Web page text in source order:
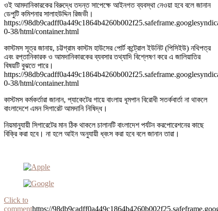
ওই আমদানিকারকের বিরুদ্ধে তদন্ত সাপেক্ষে আইনগত ব্যবস্থা নেওয়া হবে বলে জানান
ডেপুটি কমিশনার সালাহউদ্দিন রিজভী।
https://
0-38/html/container.html
কাস্টমস সূত্র জানায়, চট্টগ্রাম কাস্টম হাউসের পোর্ট কন্ট্রোল ইউনিট (পিসিইউ) নথিপত্র
এবং রপ্তানিকারক ও আমদানিকারকের ব্যবসার তথ্যাদি বিশ্লেষণ করে এ জালিয়াতির
বিষয়টি বুঝতে পারে।
https://
0-38/html/container.html
কাস্টমস কর্মকর্তারা জানান, প্যাকেটের গায়ে বাংলায় ধূমপান বিরোধী সতর্কবার্তা না থাকলে
বাংলাদেশে এমন সিগারেট আমদানি নিষিদ্ধ।
নিয়মানুযায়ী সিগারেটের মান ঠিক থাকলে চালানটি বাংলাদেশ পর্যটন করপোরেশনের কাছে
বিক্রি করা হবে। না হলে আইন অনুযায়ী ধ্বংস করা হবে বলে জানান তারা।
Click to
commenthttps://